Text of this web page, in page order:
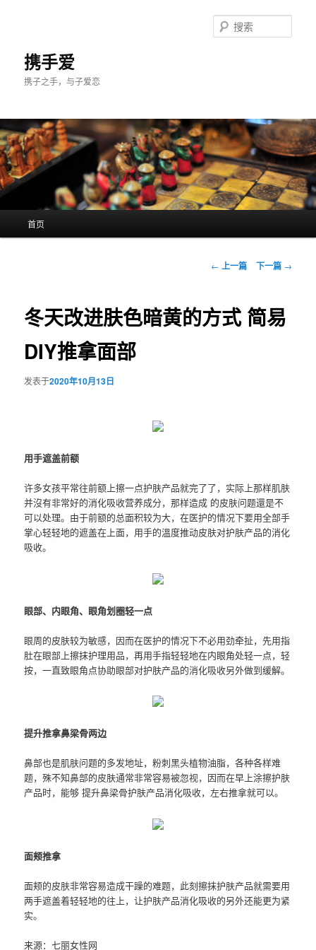
携手爱
携子之手，与子爱恋
索
首页
文
航
← 上一篇 下一篇 →
冬天改进肤色暗黄的方式 简易
DIY推拿面部
发表于2020年10月13日
用手遮盖前额
许多女孩平常往前额上擦一点护肤产品就完了了，实际上那样肌肤
并沒有非常好的消化吸收营养成分，那样造成 的皮肤问题還是不
可以处理。由于前额的总面积较为大，在医护的情况下要用全部手
掌心轻轻地的遮盖在上面，用手的溫度推动皮肤对护肤产品的消化
吸收。
眼部、内眼角、眼角划圈轻一点
眼周的皮肤较为敏感，因而在医护的情况下不必用劲牵扯，先用指
肚在眼部上擦抹护理用品，再用手指轻轻地在内眼角处轻一点，轻
按，一直致眼角点协助眼部对护肤产品的消化吸收另外做到缓解。
提升推拿鼻梁骨两边
鼻部也是肌肤问题的多发地址，粉刺黑头植物油脂，各种各样难
题，殊不知鼻部的皮肤通常非常容易被忽视，因而在早上涂擦护肤
产品时，能够 提升鼻梁骨护肤产品消化吸收，左右推拿就可以。
面颊推拿
面颊的皮肤非常容易造成干躁的难题，此刻擦抹护肤产品就需要用
两手遮盖着轻轻地的往上，让护肤产品消化吸收的另外还能更为紧
实。
来源：七丽女性网